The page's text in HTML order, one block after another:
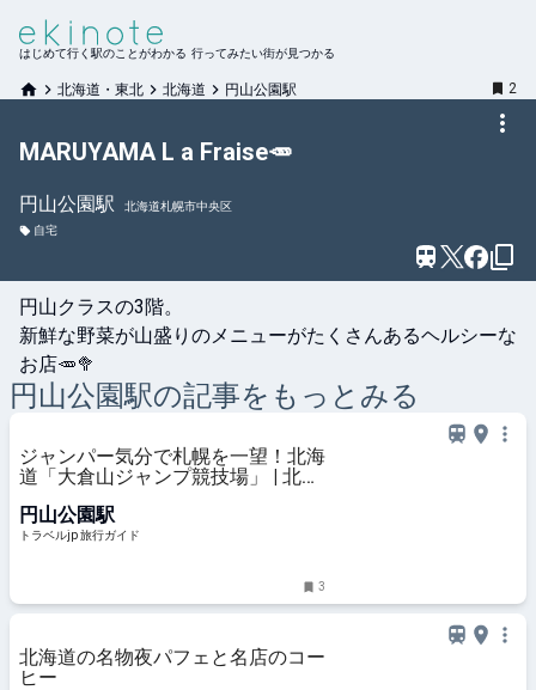
はじめて行く駅のことがわかる 行ってみたい街が見つかる
北海道・東北 北海道 円山公園駅 2
MARUYAMA L a Fraise🥕
円山公園駅
北海道札幌市中央区
自宅
円山クラスの3階。
新鮮な野菜が山盛りのメニューがたくさんあるヘルシーな
お店🥕🥦
円山公園駅の記事をもっとみる
ジャンパー気分で札幌を一望！北海
道「大倉山ジャンプ競技場」 | 北海
円山公園駅
トラベルjp 旅行ガイド
3
北海道の名物夜パフェと名店のコー
ヒー